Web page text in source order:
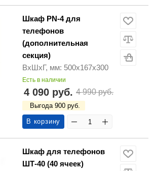
Шкаф PN-4 для
телефонов
(дополнительная
секция)
ВхШхГ, мм: 500х167х300
Есть в наличии
4 090 руб. 4 990 руб.
Выгода 900 руб.
В корзину
Шкаф для телефонов
ШТ-40 (40 ячеек)